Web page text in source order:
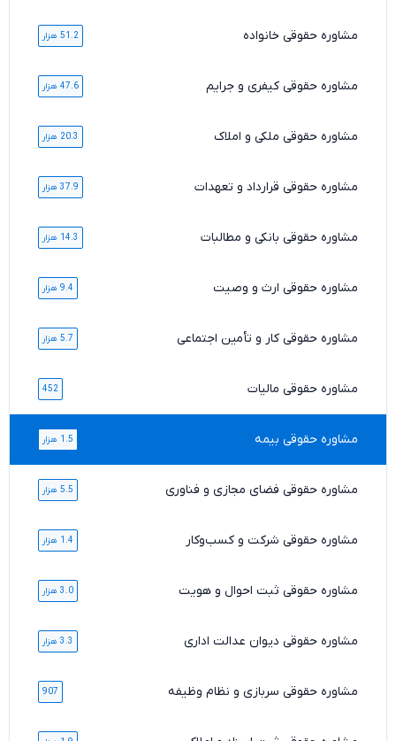
مشاوره حقوقی خانواده 51.2 هزار
مشاوره حقوقی کیفری و جرایم 47.6 هزار
مشاوره حقوقی ملکی و املاک 20.3 هزار
مشاوره حقوقی قرارداد و تعهدات 37.9 هزار
مشاوره حقوقی بانکی و مطالبات 14.3 هزار
مشاوره حقوقی ارث و وصیت 9.4 هزار
مشاوره حقوقی کار و تأمین اجتماعی 5.7 هزار
مشاوره حقوقی مالیات 452
مشاوره حقوقی بیمه 1.5 هزار
مشاوره حقوقی فضای مجازی و فناوری 5.5 هزار
مشاوره حقوقی شرکت و کسب‌وکار 1.4 هزار
مشاوره حقوقی ثبت احوال و هویت 3.0 هزار
مشاوره حقوقی دیوان عدالت اداری 3.3 هزار
مشاوره حقوقی سربازی و نظام وظیفه 907